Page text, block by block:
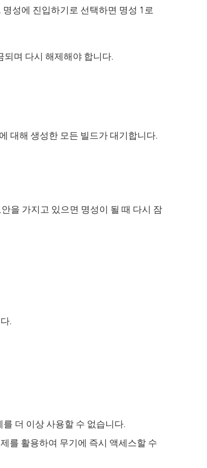
성에 진입하기로 선택하면 명성 1로
되며 다시 해제해야 합니다.
대해 생성한 모든 빌드가 대기합니다.
을 가지고 있으면 명성이 될 때 다시 잠
.
더 이상 사용할 수 없습니다.
를 활용하여 무기에 즉시 액세스할 수